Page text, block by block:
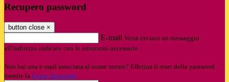
Recupero password
button close ×
E-mail Verrà inviato un messaggio
all'indirizzo indicato con le istruzioni necessarie.
Non hai una e-mail associata al nome utente? Effettua il reset della password
tramite la Login Spaggiari